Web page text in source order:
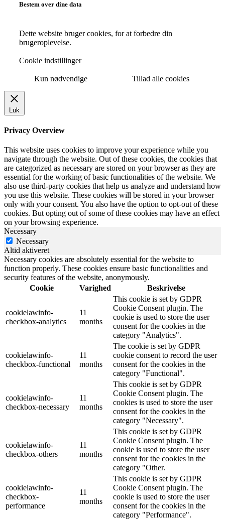
Bestem over dine data
Dette website bruger cookies, for at forbedre din
brugeroplevelse.
Cookie indstillinger
Kun nødvendige Tillad alle cookies
Luk
Privacy Overview
This website uses cookies to improve your experience while you
navigate through the website. Out of these cookies, the cookies that
are categorized as necessary are stored on your browser as they are
essential for the working of basic functionalities of the website. We
also use third-party cookies that help us analyze and understand how
you use this website. These cookies will be stored in your browser
only with your consent. You also have the option to opt-out of these
cookies. But opting out of some of these cookies may have an effect
on your browsing experience.
Necessary
Necessary
Altid aktiveret
Necessary cookies are absolutely essential for the website to
function properly. These cookies ensure basic functionalities and
security features of the website, anonymously.
Cookie
Varighed Beskrivelse
cookielawinfo-
checkbox-analytics
11
months
This cookie is set by GDPR
Cookie Consent plugin. The
cookie is used to store the user
consent for the cookies in the
category "Analytics".
cookielawinfo-
checkbox-functional
11
months
The cookie is set by GDPR
cookie consent to record the user
consent for the cookies in the
category "Functional".
cookielawinfo-
checkbox-necessary
11
months
This cookie is set by GDPR
Cookie Consent plugin. The
cookies is used to store the user
consent for the cookies in the
category "Necessary".
cookielawinfo-
checkbox-others
11
months
This cookie is set by GDPR
Cookie Consent plugin. The
cookie is used to store the user
consent for the cookies in the
category "Other.
cookielawinfo-
checkbox-
performance
11
months
This cookie is set by GDPR
Cookie Consent plugin. The
cookie is used to store the user
consent for the cookies in the
category "Performance".